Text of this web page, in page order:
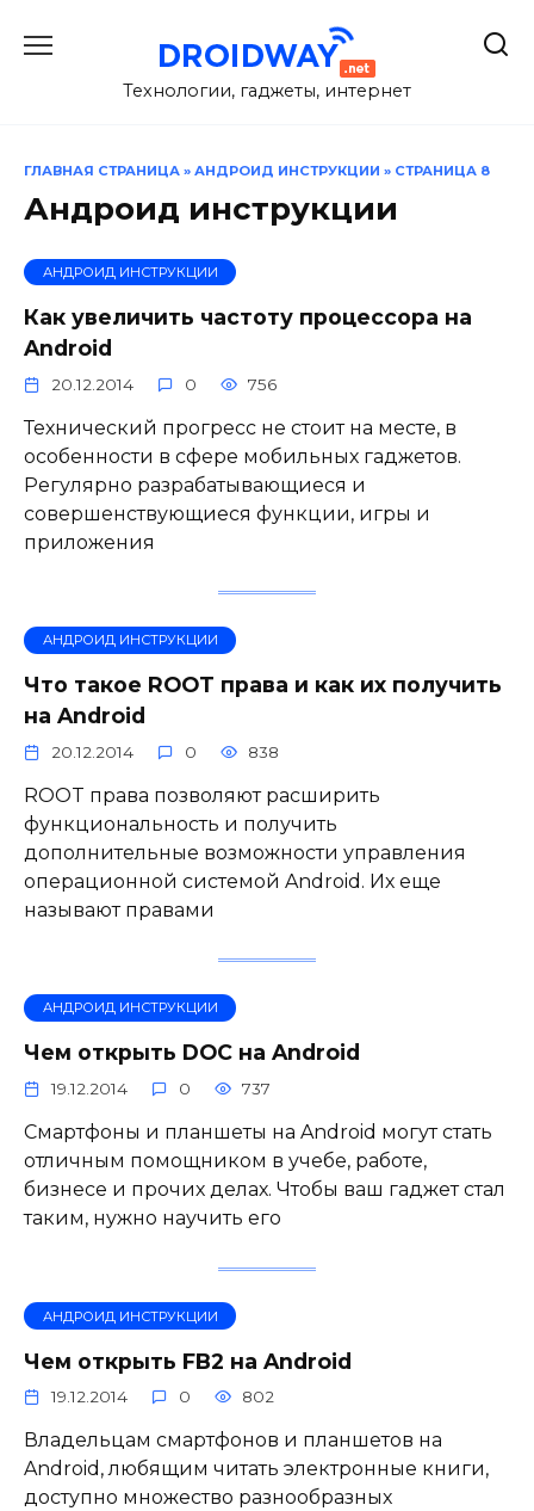
Технологии, гаджеты, интернет
ГЛАВНАЯ СТРАНИЦА » АНДРОИД ИНСТРУКЦИИ » СТРАНИЦА 8
Андроид инструкции
АНДРОИД ИНСТРУКЦИИ
Как увеличить частоту процессора на
Android
20.12.2014 0 756
Технический прогресс не стоит на месте, в
особенности в сфере мобильных гаджетов.
Регулярно разрабатывающиеся и
совершенствующиеся функции, игры и
приложения
АНДРОИД ИНСТРУКЦИИ
Что такое ROOT права и как их получить
на Android
20.12.2014 0 838
ROOT права позволяют расширить
функциональность и получить
дополнительные возможности управления
операционной системой Android. Их еще
называют правами
АНДРОИД ИНСТРУКЦИИ
Чем открыть DOC на Android
19.12.2014 0 737
Смартфоны и планшеты на Android могут стать
отличным помощником в учебе, работе,
бизнесе и прочих делах. Чтобы ваш гаджет стал
таким, нужно научить его
АНДРОИД ИНСТРУКЦИИ
Чем открыть FB2 на Android
19.12.2014 0 802
Владельцам смартфонов и планшетов на
Android, любящим читать электронные книги,
доступно множество разнообразных